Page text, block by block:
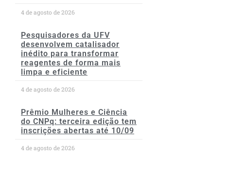
4 de agosto de 2026
Pesquisadores da UFV
desenvolvem catalisador
inédito para transformar
reagentes de forma mais
limpa e eficiente
4 de agosto de 2026
Prêmio Mulheres e Ciência
do CNPq: terceira edição tem
inscrições abertas até 10/09
4 de agosto de 2026